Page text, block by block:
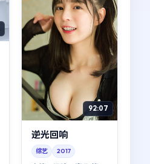
92:07
逆光回响
综艺 2017